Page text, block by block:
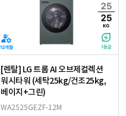
[렌탈] LG 트롬 AI 오브제컬렉션
워시타워 (세탁25kg/건조25kg,
베이지+그린)
WA2525GEZF-12M